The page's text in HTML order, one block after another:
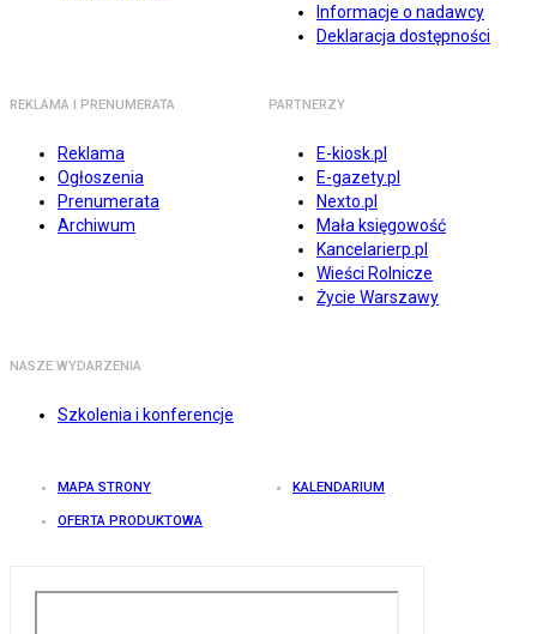
Informacje o nadawcy
Deklaracja dostępności
REKLAMA I PRENUMERATA
Reklama
Ogłoszenia
Prenumerata
Archiwum
PARTNERZY
E-kiosk.pl
E-gazety.pl
Nexto.pl
Mała księgowość
Kancelarierp.pl
Wieści Rolnicze
Życie Warszawy
NASZE WYDARZENIA
Szkolenia i konferencje
MAPA STRONY KALENDARIUM
OFERTA PRODUKTOWA